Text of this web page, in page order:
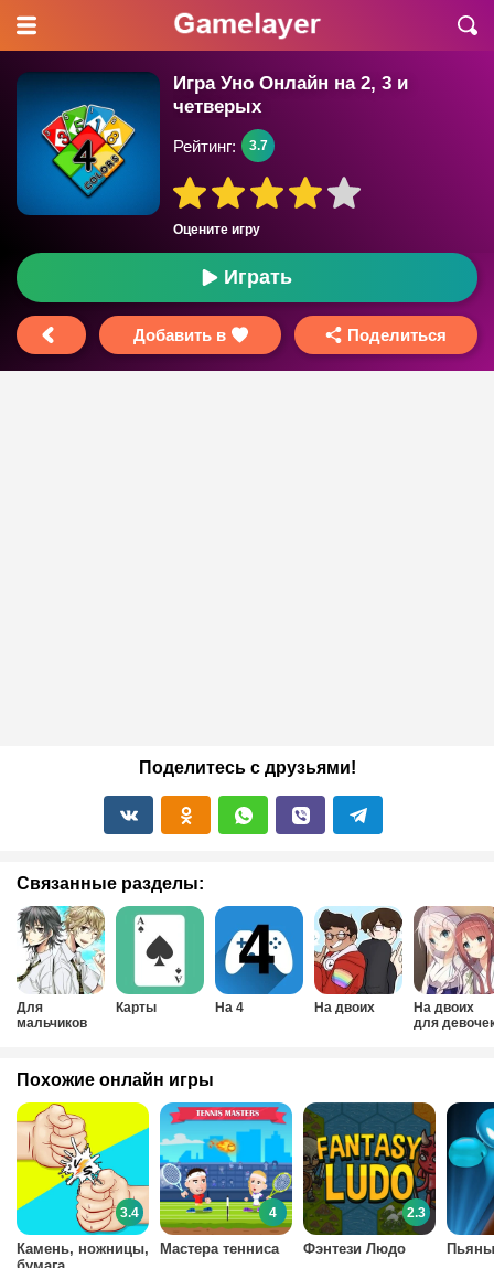
Игра Уно Онлайн на 2, 3 и
четверых
Оцените игру
Рейтинг: 3.7
Играть
Добавить в Поделиться
Поделитесь с друзьями!
Связанные разделы:
Для
мальчиков
Карты На 4 На двоих
На двоих
для
Похожие онлайн игры
Камень, ножницы,
3.4
Мастера тенниса
4
Фэнтези Людо
2.3